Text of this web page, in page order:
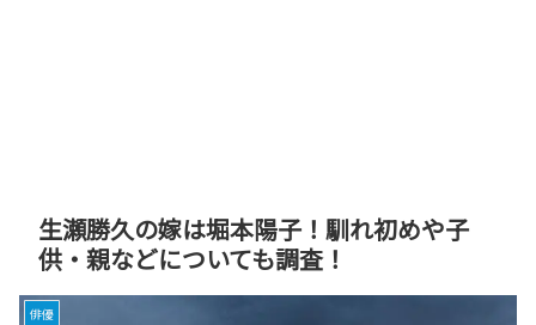
生瀬勝久の嫁は堀本陽子！馴れ初めや子
供・親などについても調査！
俳優